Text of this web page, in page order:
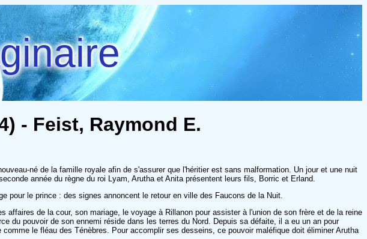
- Feist, Raymond E.
né de la famille royale afin de s'assurer que l'héritier est sans malformation. Un jour et une nuit
année du règne du roi Lyam, Arutha et Anita présentent leurs fils, Borric et Erland.
pour le prince : des signes annoncent le retour en ville des Faucons de la Nuit.
de la cour, son mariage, le voyage à Rillanon pour assister à l'union de son frère et de la reine
du pouvoir de son ennemi réside dans les terres du Nord. Depuis sa défaite, il a eu un an pour
le fléau des Ténèbres. Pour accomplir ses desseins, ce pouvoir maléfique doit éliminer Arutha